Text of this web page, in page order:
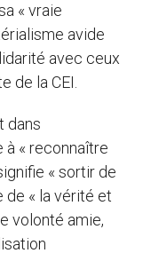
« vraie
avide
avec ceux
de la CEI.
dans
à « reconnaître
« sortir de
de « la vérité et
volonté amie,